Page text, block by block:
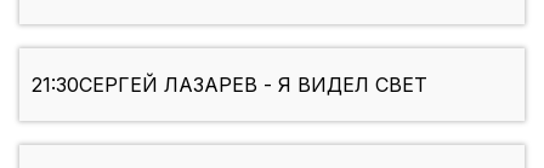
21:30СЕРГЕЙ ЛАЗАРЕВ - Я ВИДЕЛ СВЕТ